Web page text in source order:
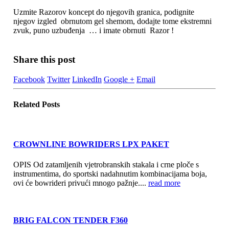
Uzmite Razorov koncept do njegovih granica, podignite
njegov izgled obrnutom gel shemom, dodajte tome ekstremni
zvuk, puno uzbuđenja … i imate obrnuti Razor !
Share this post
Facebook Twitter LinkedIn Google + Email
Related Posts
CROWNLINE BOWRIDERS LPX PAKET
OPIS Od zatamljenih vjetrobranskih stakala i crne ploče s
instrumentima, do sportski nadahnutim kombinacijama boja,
ovi će bowrideri privući mnogo pažnje.... read more
BRIG FALCON TENDER F360